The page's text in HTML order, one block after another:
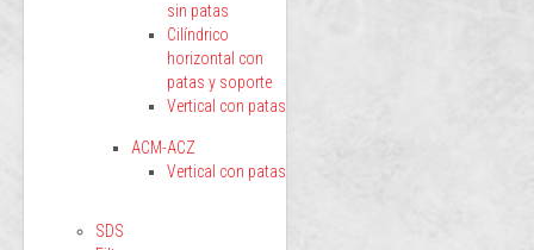
sin patas
Cilíndrico
horizontal con
patas y soporte
Vertical con patas
ACM-ACZ
Vertical con patas
SDS